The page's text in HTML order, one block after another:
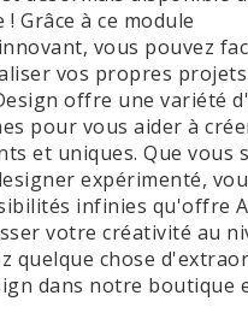
Grâce à ce module
vous pouvez
vos propres projets
offre une variété
pour vous aider à
et uniques. Que vous
expérimenté,
infinies qu'offre
votre créativité au
quelque chose
dans notre boutique